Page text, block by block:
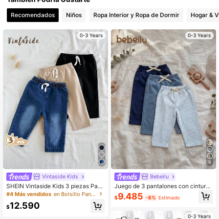
Recomendados Niños Ropa Interior y Ropa de Dormir Hogar &
0-3 Years
Vintaside Kids
SHEIN Vintaside Kids 3 piezas Pant
alones largos simples y casuales de
egro para niños pequeños, adecuad
#4 Más vendidos en Bolsillo Pantalones de bebé niño
$12.590
0-3 Years
9
Bebeilu
Juego de 3 pantalones con cintura
elástica para bebés niños/niñas con
cinta decorativa, versátil y cómodo
fiesta
$9.485 -6% Estimado
0-3 Years